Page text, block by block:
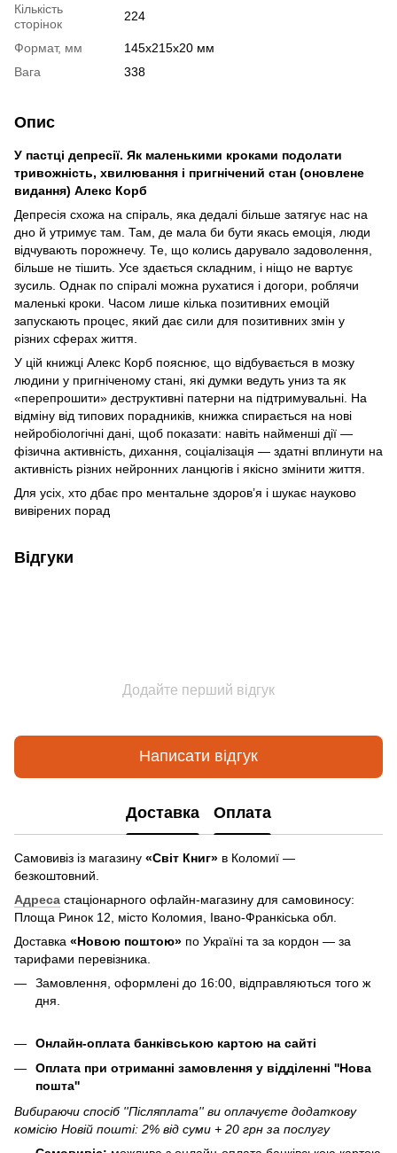
Кількість
сторінок
224
Формат, мм
145х215х20 мм
Вага
338
Опис
У пастці депресії. Як маленькими кроками подолати
тривожність, хвилювання і пригнічений стан (оновлене
видання) Алекс Корб
Депресія схожа на спіраль, яка дедалі більше затягує нас на
дно й утримує там. Там, де мала би бути якась емоція, люди
відчувають порожнечу. Те, що колись дарувало задоволення,
більше не тішить. Усе здається складним, і ніщо не вартує
зусиль. Однак по спіралі можна рухатися і догори, роблячи
маленькі кроки. Часом лише кілька позитивних емоцій
запускають процес, який дає сили для позитивних змін у
різних сферах життя.
У цій книжці Алекс Корб пояснює, що відбувається в мозку
людини у пригніченому стані, які думки ведуть униз та як
«перепрошити» деструктивні патерни на підтримувальні. На
відміну від типових порадників, книжка спирається на нові
нейробіологічні дані, щоб показати: навіть найменші дії —
фізична активність, дихання, соціалізація — здатні вплинути на
активність різних нейронних ланцюгів і якісно змінити життя.
Для усіх, хто дбає про ментальне здоров’я і шукає науково
вивірених порад
Відгуки
Додайте перший відгук
Написати відгук
Доставка Оплата
Самовивіз із магазину «Світ Книг» в Коломиї —
безкоштовний.
Адреса стаціонарного офлайн-магазину для самовиносу:
Площа Ринок 12, місто Коломия, Івано-Франкіська обл.
Доставка «Новою поштою» по Україні та за кордон — за
тарифами перевізника.
Замовлення, оформлені до 16:00, відправляються того ж
дня.
Онлайн-оплата банківською картою на сайті
Оплата при отриманні замовлення у відділенні ''Нова
пошта''
Вибираючи спосіб ''Післяплата'' ви оплачуєте додаткову
комісію Новій пошті: 2% від суми + 20 грн за послугу